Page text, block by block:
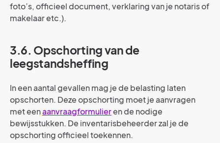
foto’s, officieel document, verklaring van je notaris of
makelaar etc.).
3.6. Opschorting van de
leegstandsheffing
In een aantal gevallen mag je de belasting laten
opschorten. Deze opschorting moet je aanvragen
met eenaanvraagformulieren de nodige
bewijsstukken. De inventarisbeheerder zal je de
opschorting officieel toekennen.